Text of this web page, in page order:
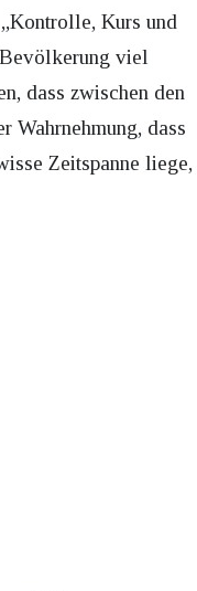
Kurs und
viel
dass zwischen den
Wahrnehmung, dass
Zeitspanne liege,